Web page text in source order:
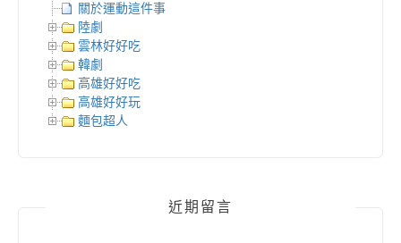
關於運動這件事
陸劇
雲林好好吃
韓劇
高雄好好吃
高雄好好玩
麵包超人
近期留言